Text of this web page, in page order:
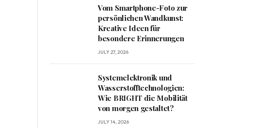
Vom Smartphone-Foto zur
persönlichen Wandkunst:
Kreative Ideen für
besondere Erinnerungen
JULY 27, 2026
Systemelektronik und
Wasserstofftechnologien:
Wie BRIGHT die Mobilität
von morgen gestaltet?
JULY 14, 2026